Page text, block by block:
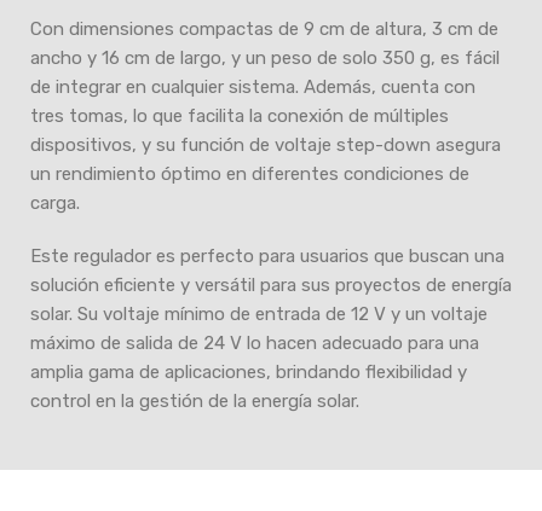
Con dimensiones compactas de 9 cm de altura, 3 cm de
ancho y 16 cm de largo, y un peso de solo 350 g, es fácil
de integrar en cualquier sistema. Además, cuenta con
tres tomas, lo que facilita la conexión de múltiples
dispositivos, y su función de voltaje step-down asegura
un rendimiento óptimo en diferentes condiciones de
carga.
Este regulador es perfecto para usuarios que buscan una
solución eficiente y versátil para sus proyectos de energía
solar. Su voltaje mínimo de entrada de 12 V y un voltaje
máximo de salida de 24 V lo hacen adecuado para una
amplia gama de aplicaciones, brindando flexibilidad y
control en la gestión de la energía solar.